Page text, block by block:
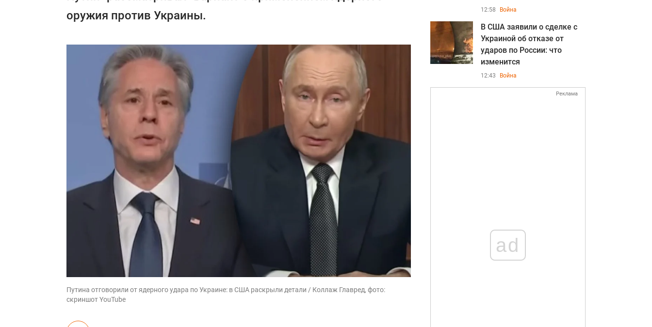
оружия против Украины.
Путина отговорили от ядерного удара по Украине: в США раскрыли детали / Коллаж Главред, фото:
скриншот YouTube
12:58 Война
В США заявили о сделке с
Украиной об отказе от
ударов по России: что
изменится
12:43 Война
Реклама
ad